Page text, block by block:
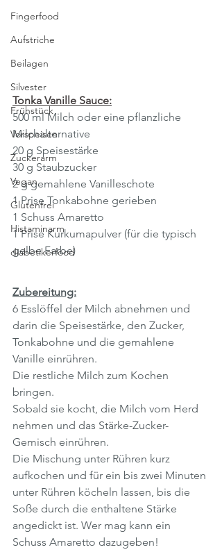
Fingerfood
Aufstriche
Beilagen
Silvester
Frühstück
Vorspeisen
Zuckerarm
Vegan
Glutenfrei
Histaminarm
diabetikerfood
Tonka Vanille Sauce:
500 ml Milch oder eine pflanzliche
Milchalternative
20 g Speisestärke
30 g Staubzucker
2 g gemahlene Vanilleschote
1 Prise Tonkabohne gerieben
1 Schuss Amaretto
1 Prise Kurkumapulver (für die typisch
gelbe Farbe)
Zubereitung:
6 Esslöffel der Milch abnehmen und
darin die Speisestärke, den Zucker,
Tonkabohne und die gemahlene
Vanille einrühren.
Die restliche Milch zum Kochen
bringen.
Sobald sie kocht, die Milch vom Herd
nehmen und das Stärke-Zucker-
Gemisch einrühren.
Die Mischung unter Rühren kurz
aufkochen und für ein bis zwei Minuten
unter Rühren köcheln lassen, bis die
Soße durch die enthaltene Stärke
angedickt ist. Wer mag kann ein
Schuss Amaretto dazugeben!